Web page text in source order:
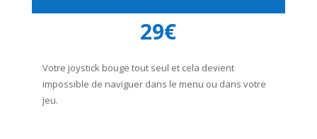
29€
Votre joystick bouge tout seul et cela devient
impossible de naviguer dans le menu ou dans votre
jeu.